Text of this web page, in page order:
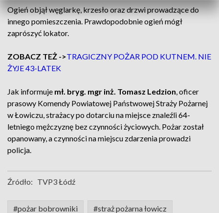
Ogień objął węglarkę, krzesło oraz drzwi prowadzące do
innego pomieszczenia. Prawdopodobnie ogień mógł
zaprószyć lokator.
ZOBACZ TEŻ ->TRAGICZNY POŻAR POD KUTNEM. NIE
ŻYJE 43-LATEK
Jak informuje mł. bryg. mgr inż. Tomasz Ledzion, oficer
prasowy Komendy Powiatowej Państwowej Straży Pożarnej
w Łowiczu, strażacy po dotarciu na miejsce znaleźli 64-
letniego mężczyznę bez czynności życiowych. Pożar został
opanowany, a czynności na miejscu zdarzenia prowadzi
policja.
Źródło: TVP3 Łódź
#pożar bobrowniki #straż pożarna łowicz